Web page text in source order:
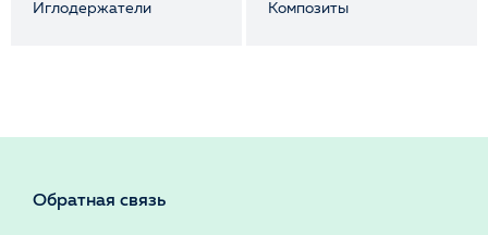
Иглодержатели Композиты
Обратная связь